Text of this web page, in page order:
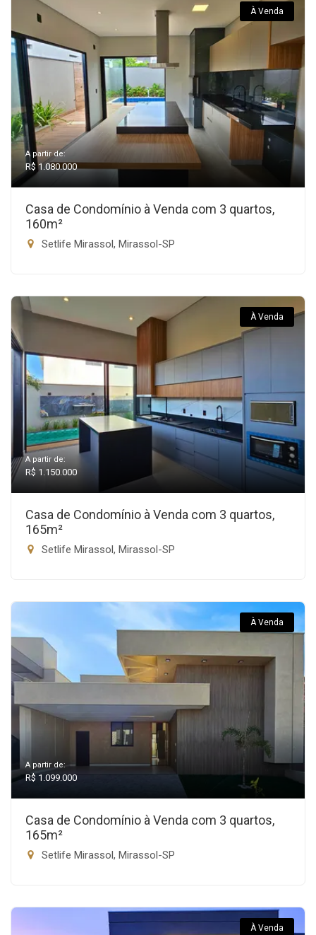
À Venda
A partir de:
R$ 1.080.000
Casa de Condomínio à Venda com 3 quartos,
160m²
Setlife Mirassol, Mirassol-SP
À Venda
A partir de:
R$ 1.150.000
Casa de Condomínio à Venda com 3 quartos,
165m²
Setlife Mirassol, Mirassol-SP
À Venda
A partir de:
R$ 1.099.000
Casa de Condomínio à Venda com 3 quartos,
165m²
Setlife Mirassol, Mirassol-SP
À Venda